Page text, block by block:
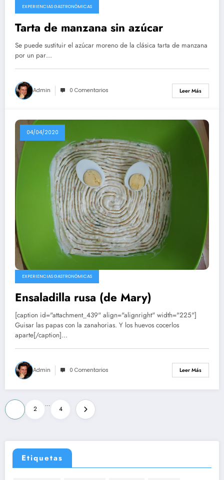
EXPERIENCIAS GASTRONÓMICAS
Tarta de manzana sin azúcar
Se puede sustituir el azúcar moreno de la clásica tarta de manzana
por un par…
Admin 0 Comentarios Leer Más
04/04/2020
EXPERIENCIAS GASTRONÓMICAS
Ensaladilla rusa (de Mary)
[caption id="attachment_439" align="alignright" width="225"]
Guisar las papas con la zanahorias. Y los huevos cocerlos
aparte[/caption]…
Admin 0 Comentarios Leer Más
Paginación
de
entradas
2
…
4
Etiquetas